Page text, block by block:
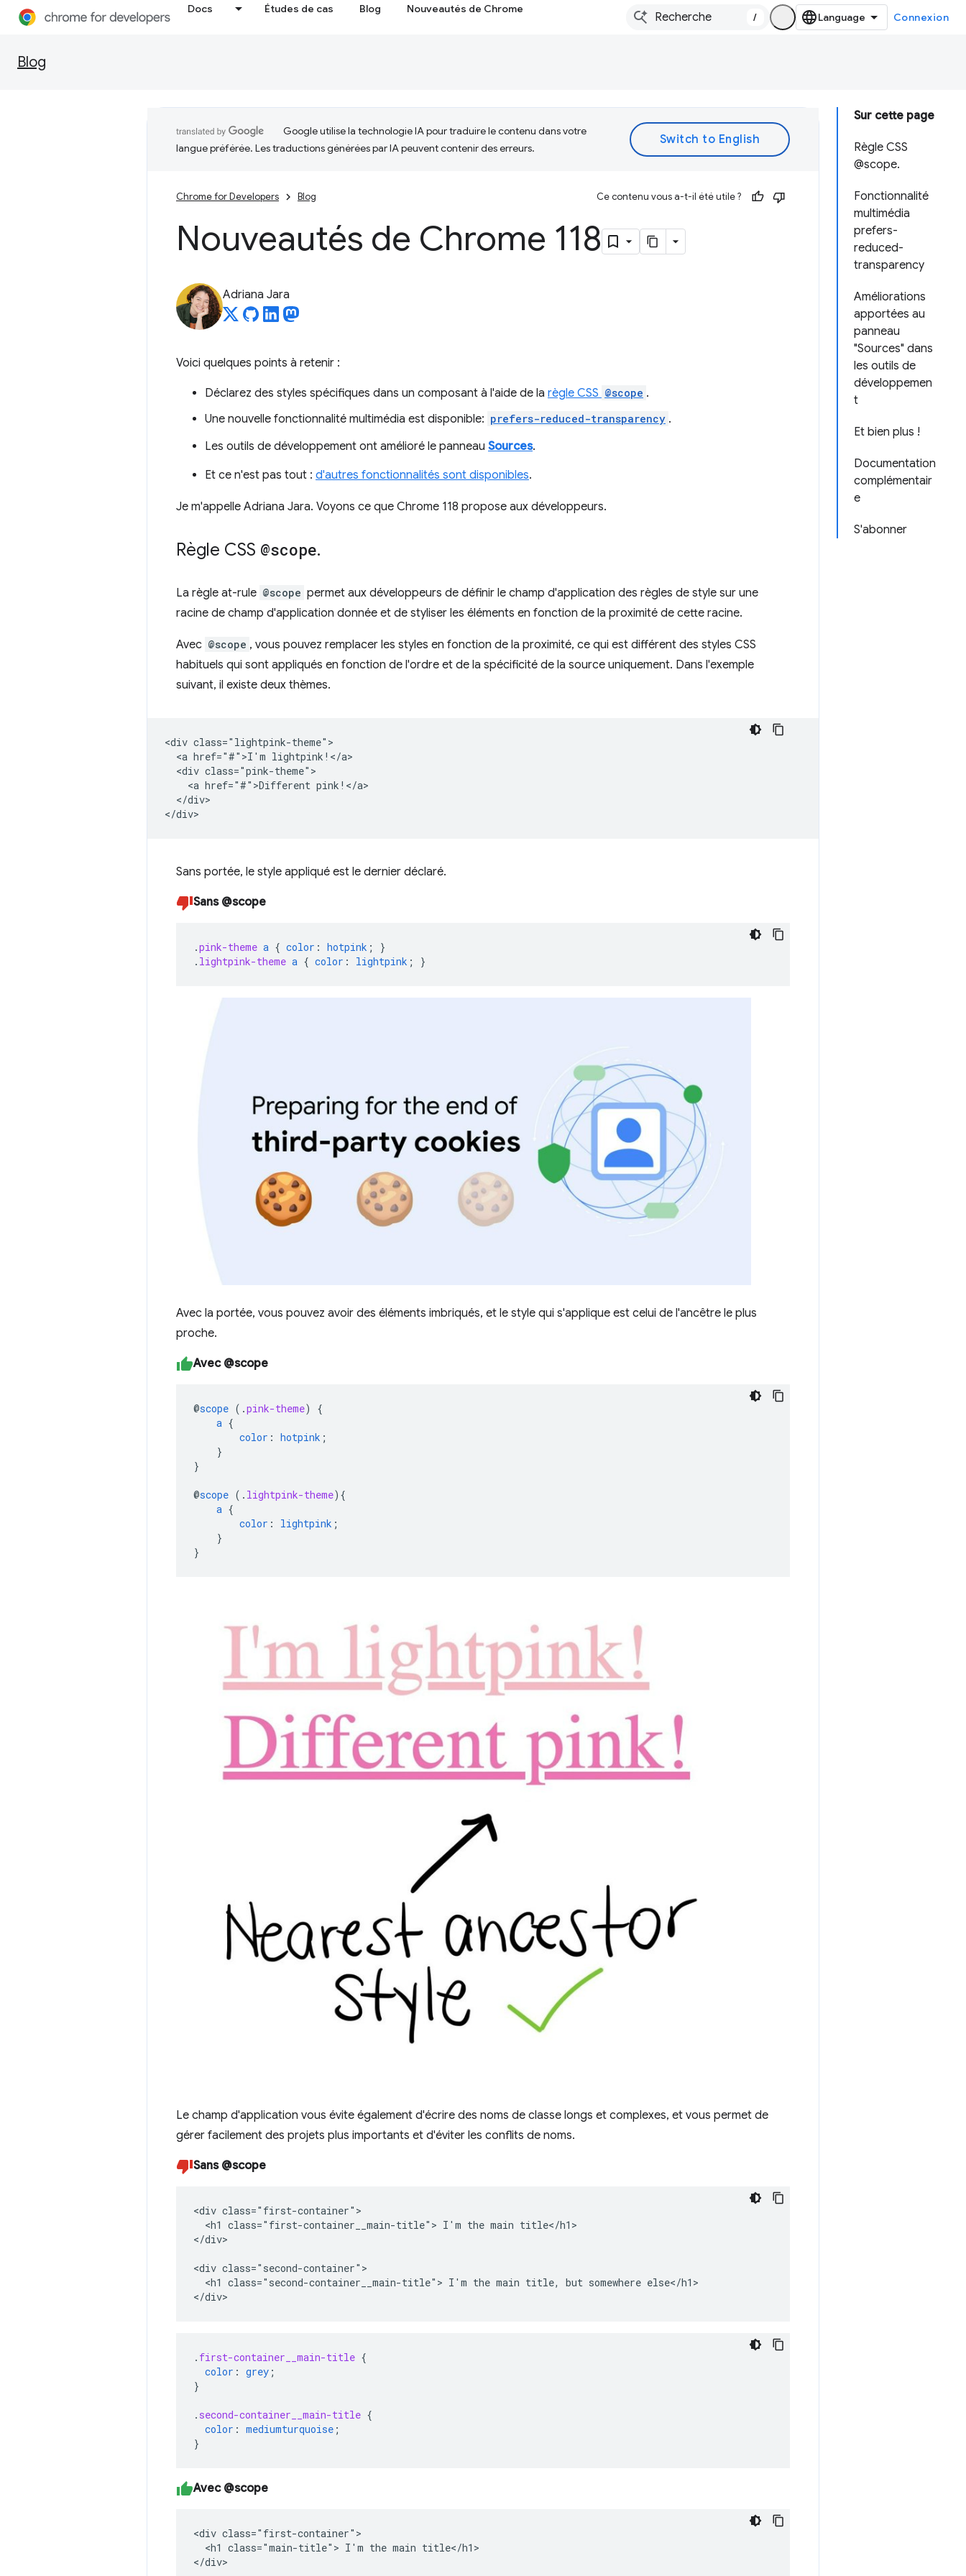
Docs Études de cas Blog Nouveautés de Chrome
/ Connexion
Blog
Sur cette page
Règle CSS
@scope.
Fonctionnalité
multimédia
prefers-
reduced-
transparency
Améliorations
apportées au
panneau
"Sources" dans
les outils de
développemen
t
Et bien plus !
Documentation
complémentair
e
S'abonner
Google utilise la technologie IA pour traduire le contenu dans votre
langue préférée. Les traductions générées par IA peuvent contenir des erreurs.
Chrome for Developers Blog Ce contenu vous a-t-il été utile ?
Nouveautés de Chrome 118
Adriana Jara
Voici quelques points à retenir :
Déclarez des styles spécifiques dans un composant à l'aide de la règle CSS @scope .
Une nouvelle fonctionnalité multimédia est disponible: prefers-reduced-transparency .
Les outils de développement ont amélioré le panneau Sources.
Et ce n'est pas tout : d'autres fonctionnalités sont disponibles.
Je m'appelle Adriana Jara. Voyons ce que Chrome 118 propose aux développeurs.
Règle CSS @scope.
La règle at-rule @scope permet aux développeurs de définir le champ d'application des règles de style sur une
racine de champ d'application donnée et de styliser les éléments en fonction de la proximité de cette racine.
Avec @scope , vous pouvez remplacer les styles en fonction de la proximité, ce qui est différent des styles CSS
habituels qui sont appliqués en fonction de l'ordre et de la spécificité de la source uniquement. Dans l'exemple
suivant, il existe deux thèmes.
<div class="lightpink-theme">
  <a href="#">I'm lightpink!</a>
  <div class="pink-theme">
    <a href="#">Different pink!</a>
  </div>
Sans portée, le style appliqué est le dernier déclaré.
Sans @scope
.pink-theme a { color : hotpink ;
}
. lightpink-theme a { color : lightpink ; }
Avec la portée, vous pouvez avoir des éléments imbriqués, et le style qui s'applique est celui de l'ancêtre le plus
proche.
Avec @scope
@scope ( .pink-theme)
{
a {
color : hotpink ;
}
}
@scope ( . lightpink-theme) {
a {
color : lightpink ;
}
}
Le champ d'application vous évite également d'écrire des noms de classe longs et complexes, et vous permet de
gérer facilement des projets plus importants et d'éviter les conflits de noms.
Sans @scope
<div class="first-container">
  <h1 class="first-container__main-title"> I'm the main title</h1>
</div>
<div class="second-container">
  <h1 class="second-container__main-title"> I'm the main title, but somewhere else</h1>
</div>
. first-container__main-title {
color : grey ;
}
. second-container__main-title {
color : mediumturquoise ;
}
Avec @scope
<div class="first-container">
  <h1 class="main-title"> I'm the main title</h1>
</div>